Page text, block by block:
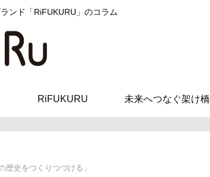
ンド「RiFUKURU」のコラム
RiFUKURU 未来へつなぐ架け橋
史をつくりつづける」